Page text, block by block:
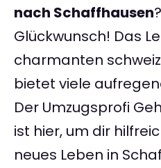
nach Schaffhausen
Glückwunsch! Das
charmanten
bietet viele
Der Umzugsprofi
ist hier, um dir
neues Leben in